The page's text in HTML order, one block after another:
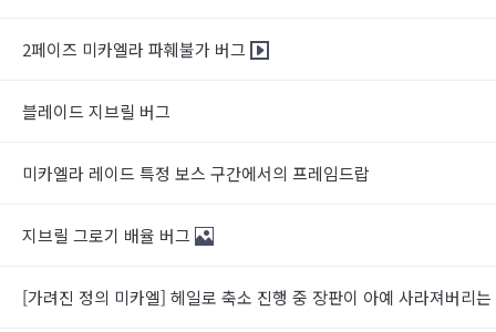
2페이즈 미카엘라 파훼불가 버그
블레이드 지브릴 버그
미카엘라 레이드 특정 보스 구간에서의 프레임드랍
지브릴 그로기 배율 버그
[가려진 정의 미카엘] 헤일로 축소 진행 중 장판이 아예 사라져버리